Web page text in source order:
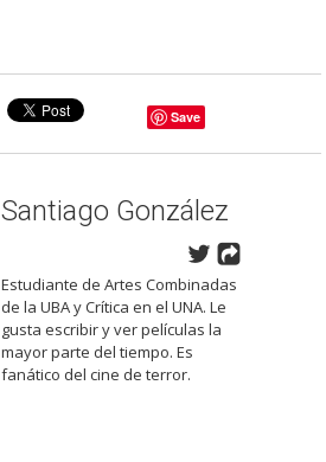
Save
Santiago González
Estudiante de Artes Combinadas
de la UBA y Crítica en el UNA. Le
gusta escribir y ver películas la
mayor parte del tiempo. Es
fanático del cine de terror.